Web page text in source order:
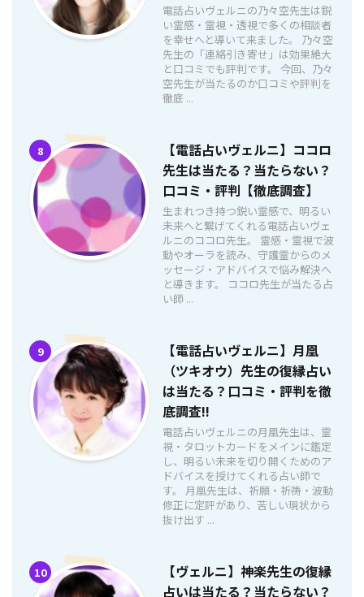
電話占いヴェルニの乃々空先生は鋭
い霊感・霊視・透視で多くの相談者
を幸せへと導いて来ました。 乃々空
先生の「連絡引き寄せ」は効果絶大
と口コミでも評判です。 今回、乃々
空先生が当たるのか口コミや評判を
徹底 ...
8
【電話占いヴェルニ】ココロ
先生は当たる？当たらない？
口コミ・評判【徹底調査】
生まれつき持つ鋭い霊感で、明るい
未来へと繋げてくれる電話占いヴェ
ルニのココロ先生。 霊感・霊視で波
動やオーラを読み、守護霊からのメ
ッセージ・アドバイスで悩み解決へ
と導きます。 ココロ先生が当たる占
い師 ...
9
【電話占いヴェルニ】月凰
（ツキオウ）先生の復縁占い
は当たる？口コミ・評判を徹
底調査!!
電話占いヴェルニの月凰先生は、霊
視・タロットカードをメインに鑑定
し、明るい未来を切り開くためのア
ドバイスを授けてくれる占い師で
す。 月凰先生は、祈願・祈祷・波動
修正に定評があり、苦しい現状から
抜け出す ...
10
【ヴェルニ】神楽先生の復縁
占いは当たる？当たらない？